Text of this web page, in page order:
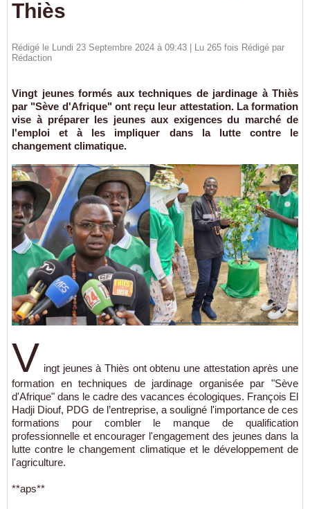
Thiès
Rédigé le Lundi 23 Septembre 2024 à 09:43 | Lu 265 fois Rédigé par
Rédaction
Vingt jeunes formés aux techniques de jardinage à Thiès
par "Sève d'Afrique" ont reçu leur attestation. La formation
vise à préparer les jeunes aux exigences du marché de
l'emploi et à les impliquer dans la lutte contre le
changement climatique.
V ingt jeunes à Thiès ont obtenu une attestation après une
formation en techniques de jardinage organisée par "Sève
d'Afrique" dans le cadre des vacances écologiques. François El
Hadji Diouf, PDG de l’entreprise, a souligné l'importance de ces
formations pour combler le manque de qualification
professionnelle et encourager l'engagement des jeunes dans la
lutte contre le changement climatique et le développement de
l'agriculture.
**aps**